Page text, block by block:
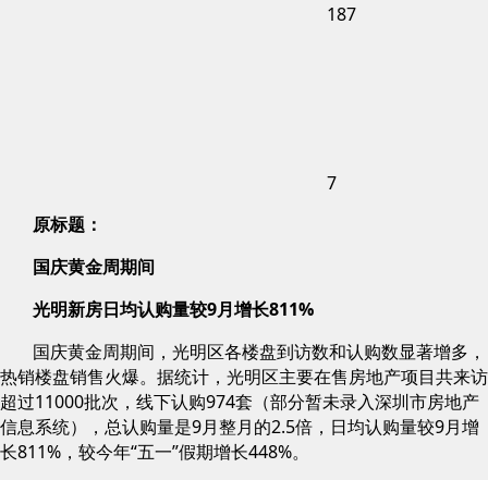
187
7
原标题：
国庆黄金周期间
光明新房日均认购量较9月增长811%
国庆黄金周期间，光明区各楼盘到访数和认购数显著增多，
热销楼盘销售火爆。据统计，光明区主要在售房地产项目共来访
超过11000批次，线下认购974套（部分暂未录入深圳市房地产
信息系统），总认购量是9月整月的2.5倍，日均认购量较9月增
长811%，较今年“五一”假期增长448%。